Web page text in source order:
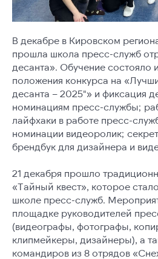
В декабре в Кировском
прошла школа пресс-служб
десанта». Обучение состояло
положения конкурса на
десанта – 2025"» и фиксация
номинациям пресс-службы;
лайфхаки в работе пресс-
номинации видеоролик;
брендбук для дизайнера и
21 декабря прошло
«Тайный квест», которое
школе пресс-служб.
площадке руководителей
(видеографы, фотографы,
клипмейкеры, дизайнеры), а
командиров из 8 отрядов